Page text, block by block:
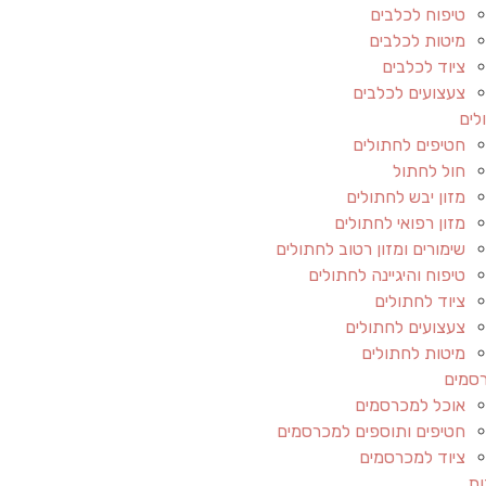
טיפוח לכלבים
מיטות לכלבים
ציוד לכלבים
צעצועים לכלבים
חטיפים לחתולים
חול לחתול
מזון יבש לחתולים
מזון רפואי לחתולים
שימורים ומזון רטוב לחתולים
טיפוח והיגיינה לחתולים
ציוד לחתולים
צעצועים לחתולים
מיטות לחתולים
אוכל למכרסמים
חטיפים ותוספים למכרסמים
ציוד למכרסמים